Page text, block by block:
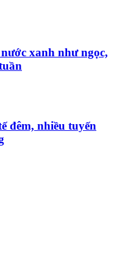
xanh như ngọc,
đêm, nhiều tuyến